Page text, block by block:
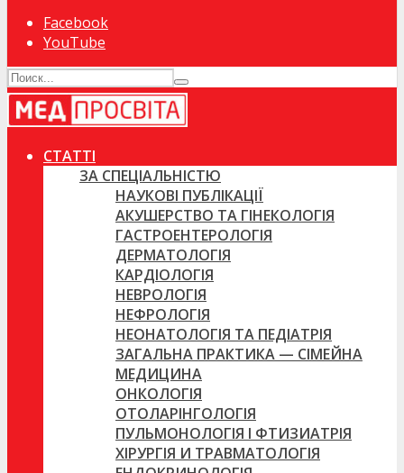
Facebook
YouTube
СТАТТІ
ЗА СПЕЦІАЛЬНІСТЮ
НАУКОВІ ПУБЛІКАЦІЇ
АКУШЕРСТВО ТА ГІНЕКОЛОГІЯ
ГАСТРОЕНТЕРОЛОГІЯ
ДЕРМАТОЛОГІЯ
КАРДІОЛОГІЯ
НЕВРОЛОГІЯ
НЕФРОЛОГІЯ
НЕОНАТОЛОГІЯ ТА ПЕДІАТРІЯ
ЗАГАЛЬНА ПРАКТИКА — СІМЕЙНА
МЕДИЦИНА
ОНКОЛОГІЯ
ОТОЛАРІНГОЛОГІЯ
ПУЛЬМОНОЛОГІЯ І ФТИЗИАТРІЯ
ХІРУРГІЯ И ТРАВМАТОЛОГІЯ